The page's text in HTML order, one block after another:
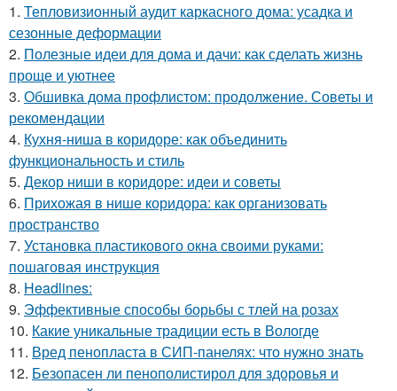
1. Тепловизионный аудит каркасного дома: усадка и
сезонные деформации
2. Полезные идеи для дома и дачи: как сделать жизнь
проще и уютнее
3. Обшивка дома профлистом: продолжение. Советы и
рекомендации
4. Кухня-ниша в коридоре: как объединить
функциональность и стиль
5. Декор ниши в коридоре: идеи и советы
6. Прихожая в нише коридора: как организовать
пространство
7. Установка пластикового окна своими руками:
пошаговая инструкция
8. Headlines:
9. Эффективные способы борьбы с тлей на розах
10. Какие уникальные традиции есть в Вологде
11. Вред пенопласта в СИП-панелях: что нужно знать
12. Безопасен ли пенополистирол для здоровья и